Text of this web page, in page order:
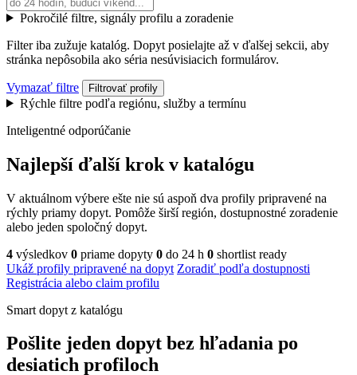
Pokročilé filtre, signály profilu a zoradenie
Filter iba zužuje katalóg. Dopyt posielajte až v ďalšej sekcii, aby
stránka nepôsobila ako séria nesúvisiacich formulárov.
Vymazať filtre Filtrovať profily
Rýchle filtre podľa regiónu, služby a termínu
Inteligentné odporúčanie
Najlepší ďalší krok v katalógu
V aktuálnom výbere ešte nie sú aspoň dva profily pripravené na
rýchly priamy dopyt. Pomôže širší región, dostupnostné zoradenie
alebo jeden spoločný dopyt.
4 výsledkov 0 priame dopyty 0 do 24 h 0 shortlist ready
Ukáž profily pripravené na dopyt Zoradiť podľa dostupnosti
Registrácia alebo claim profilu
Smart dopyt z katalógu
Pošlite jeden dopyt bez hľadania po
desiatich profiloch